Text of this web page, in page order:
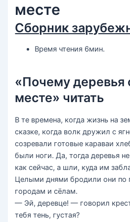
месте
Сборник
Время чтения 6мин.
«Почему деревья
месте» читать
В те времена, когда жизнь на
сказке, когда волк дружил с
созревали готовые караваи
были ноги. Да, тогда деревья
как сейчас, а шли, куда им
Целыми днями бродили они по
городам и сёлам.
— Эй, деревце! — говорил
тебя тень, густая?